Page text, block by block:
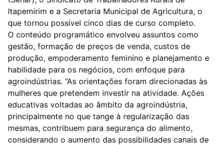
Itapemirim e a Secretaria Municipal de Agricultura, o
que tornou possível cinco dias de curso completo.
O conteúdo programático envolveu assuntos como
gestão, formação de preços de venda, custos de
produção, empoderamento feminino e planejamento e
habilidade para os negócios, com enfoque para
agroindústrias. “As orientações foram direcionadas às
mulheres que pretendem investir na atividade. Ações
educativas voltadas ao âmbito da agroindústria,
principalmente no que tange à regularização das
mesmas, contribuem para segurança do alimento,
considerando o aumento das possibilidades canais de